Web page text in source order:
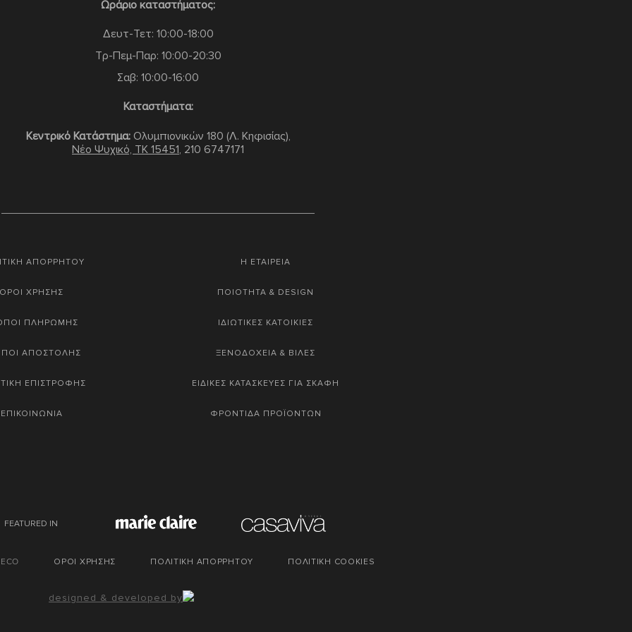
Ωράριο καταστήματος:
Δευτ-Τετ: 10:00-18:00
Τρ-Πεμ-Παρ: 10:00-20:30
Σαβ: 10:00-16:00
Καταστήματα:
Κεντρικό Κατάστημα:Ολυμπιονικών 180 (Λ. Κηφισίας),
Νέο Ψυχικό, TK 15451, 210 6747171
ΑΠΟΡΡΗΤΟΥ
ΟΡΟΙ ΧΡΗΣΗΣ
ΠΛΗΡΩΜΗΣ
ΑΠΟΣΤΟΛΗΣ
ΕΠΙΣΤΡΟΦΗΣ
ΕΠΙΚΟΙΝΩΝΙΑ
Η ΕΤΑΙΡΕΙΑ
ΠΟΙΟΤΗΤΑ & DESIGN
ΙΔΙΩΤΙΚΕΣ ΚΑΤΟΙΚΙΕΣ
ΞΕΝΟΔΟΧΕΙΑ & ΒΙΛΕΣ
ΕΙΔΙΚΕΣ ΚΑΤΑΣΚΕΥΕΣ ΓΙΑ ΣΚΑΦΗ
ΦΡΟΝΤΙΔΑ ΠΡΟΪΟΝΤΩΝ
FEATURED IN
ΟΡΟΙ ΧΡΗΣΗΣ ΠΟΛΙΤΙΚΗ ΑΠΟΡΡΗΤΟΥ ΠΟΛΙΤΙΚΗ COOKIES
designed & developed by